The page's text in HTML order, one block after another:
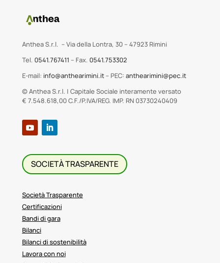
Anthea S.r.l. – Via della Lontra, 30 – 47923 Rimini
Tel. 0541.767411 – Fax. 0541.753302
E-mail: info@anthearimini.it– PEC: anthearimini@pec.it
© Anthea S.r.l. | Capitale Sociale interamente versato
€ 7.548.618,00 C.F./P.IVA/REG. IMP. RN 03730240409
SOCIETÀ TRASPARENTE
Società Trasparente
Certificazioni
Bandi di gara
Bilanci
Bilanci di sostenibilità
Lavora con noi